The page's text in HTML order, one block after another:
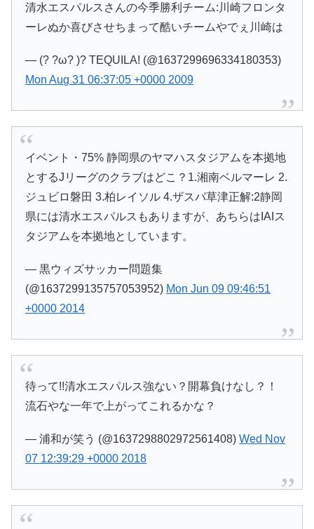
清水エスパルスさんの今季勝利チーム:川崎フロンタ
ーレぬか喜びさせちまって酷いチームやでぇ川崎は
— (? ?ω? )? TEQUILA! (@1637299696334180353)
Mon Aug 31 06:37:05 +0000 2009
イベント・75% 静岡県のヤマハスタジアムを本拠地
とするJリーグのクラブはどこ？1.湘南ベルマーレ 2.
ジュビロ磐田 3.柏レイソル 4.ザスパ草津正解:2静岡
県には清水エスパルスもありますが、あちらはIAIス
タジアムを本拠地としています。
— 黒ウィズサッカー問題集
(@1637299135757053952) Mon Jun 09 09:46:51
+0000 2014
待って!!清水エスパルス強ない？開幕負けなし？！
流石やな一年で上がってこれるかな？
— 浦和が笑う (@1637298802972561408)Wed Nov
07 12:39:29 +0000 2018